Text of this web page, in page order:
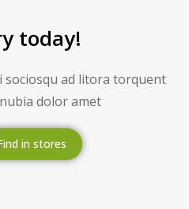
today!
sociosqu ad litora torquent
dolor amet
in stores